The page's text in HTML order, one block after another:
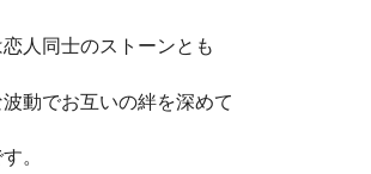
人同士のストーンとも
動でお互いの絆を深めて
。